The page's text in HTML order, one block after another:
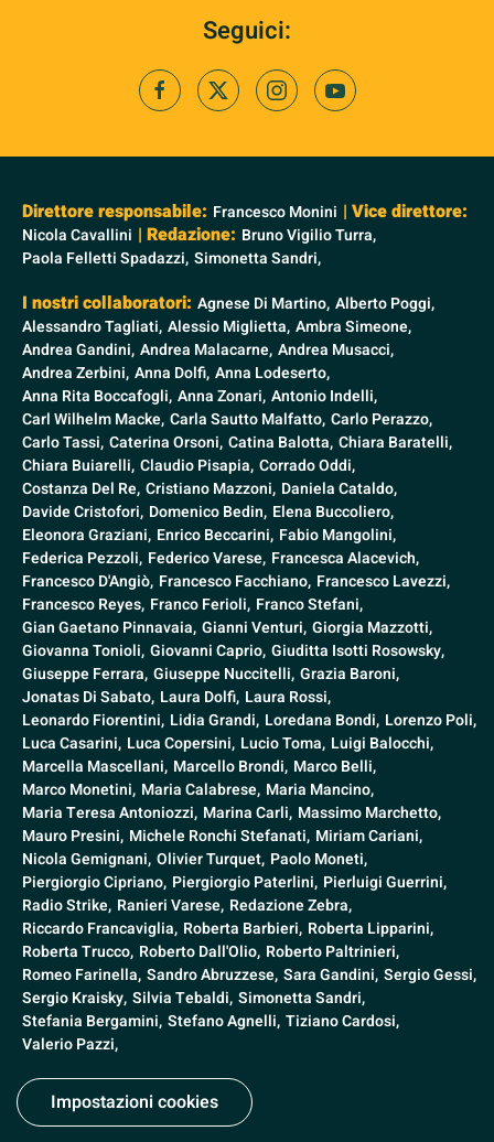
Seguici:
Direttore responsabile: Francesco Monini | Vice direttore:
Nicola Cavallini | Redazione: Bruno Vigilio Turra,
Paola Felletti Spadazzi, Simonetta Sandri,
I nostri collaboratori: Agnese Di Martino, Alberto Poggi,
Alessandro Tagliati, Alessio Miglietta, Ambra Simeone,
Andrea Gandini, Andrea Malacarne, Andrea Musacci,
Andrea Zerbini, Anna Dolfi, Anna Lodeserto,
Anna Rita Boccafogli, Anna Zonari, Antonio Indelli,
Carl Wilhelm Macke, Carla Sautto Malfatto, Carlo Perazzo,
Carlo Tassi, Caterina Orsoni, Catina Balotta, Chiara Baratelli,
Chiara Buiarelli, Claudio Pisapia, Corrado Oddi,
Costanza Del Re, Cristiano Mazzoni, Daniela Cataldo,
Davide Cristofori, Domenico Bedin, Elena Buccoliero,
Eleonora Graziani, Enrico Beccarini, Fabio Mangolini,
Federica Pezzoli, Federico Varese, Francesca Alacevich,
Francesco D'Angiò, Francesco Facchiano, Francesco Lavezzi,
Francesco Reyes, Franco Ferioli, Franco Stefani,
Gian Gaetano Pinnavaia, Gianni Venturi, Giorgia Mazzotti,
Giovanna Tonioli, Giovanni Caprio, Giuditta Isotti Rosowsky,
Giuseppe Ferrara, Giuseppe Nuccitelli, Grazia Baroni,
Jonatas Di Sabato, Laura Dolfi, Laura Rossi,
Leonardo Fiorentini, Lidia Grandi, Loredana Bondi, Lorenzo Poli,
Luca Casarini, Luca Copersini, Lucio Toma, Luigi Balocchi,
Marcella Mascellani, Marcello Brondi, Marco Belli,
Marco Monetini, Maria Calabrese, Maria Mancino,
Maria Teresa Antoniozzi, Marina Carli, Massimo Marchetto,
Mauro Presini, Michele Ronchi Stefanati, Miriam Cariani,
Nicola Gemignani, Olivier Turquet, Paolo Moneti,
Piergiorgio Cipriano, Piergiorgio Paterlini, Pierluigi Guerrini,
Radio Strike, Ranieri Varese, Redazione Zebra,
Riccardo Francaviglia, Roberta Barbieri, Roberta Lipparini,
Roberta Trucco, Roberto Dall'Olio, Roberto Paltrinieri,
Romeo Farinella, Sandro Abruzzese, Sara Gandini, Sergio Gessi,
Sergio Kraisky, Silvia Tebaldi, Simonetta Sandri,
Stefania Bergamini, Stefano Agnelli, Tiziano Cardosi,
Valerio Pazzi,
Impostazioni cookies